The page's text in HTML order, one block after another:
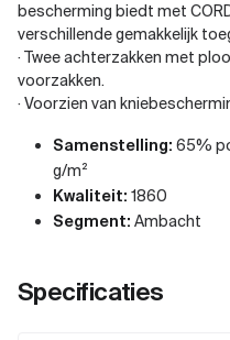
bescherming biedt met
verschillende gemakkelijk
· Twee achterzakken met
voorzakken.
· Voorzien van
Samenstelling: 65%
g/m²
Kwaliteit: 1860
Segment: Ambacht
Specificaties